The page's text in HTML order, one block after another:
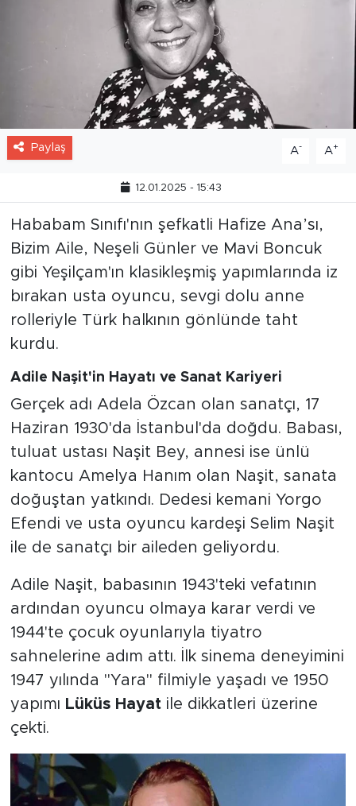
Paylaş A- A+
12.01.2025 - 15:43
Hababam Sınıfı'nın şefkatli Hafize Ana’sı,
Bizim Aile, Neşeli Günler ve Mavi Boncuk
gibi Yeşilçam'ın klasikleşmiş yapımlarında iz
bırakan usta oyuncu, sevgi dolu anne
rolleriyle Türk halkının gönlünde taht
kurdu.
Adile Naşit'in Hayatı ve Sanat Kariyeri
Gerçek adı Adela Özcan olan sanatçı, 17
Haziran 1930'da İstanbul'da doğdu. Babası,
tuluat ustası Naşit Bey, annesi ise ünlü
kantocu Amelya Hanım olan Naşit, sanata
doğuştan yatkındı. Dedesi kemani Yorgo
Efendi ve usta oyuncu kardeşi Selim Naşit
ile de sanatçı bir aileden geliyordu.
Adile Naşit, babasının 1943'teki vefatının
ardından oyuncu olmaya karar verdi ve
1944'te çocuk oyunlarıyla tiyatro
sahnelerine adım attı. İlk sinema deneyimini
1947 yılında "Yara" filmiyle yaşadı ve 1950
yapımı Lüküs Hayatile dikkatleri üzerine
çekti.